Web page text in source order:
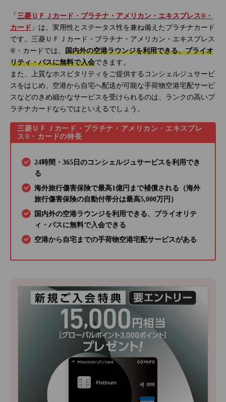
「 三菱ＵＦＪカード・プラチナ・アメリカン・エキスプレス®・
カード 」は、実用性とステータス性を兼ね備えたプラチナカード
です。三菱ＵＦＪカード・プラチナ・アメリカン・エキスプレス
®・カードでは、 国内外の空港ラウンジを利用できる、プライオ
リティ・パスに無料で入会できます。
また、上質なホスピタリティをご提供するコンシェルジュサービ
スをはじめ、空港から自宅へ配送が可能な手荷物空港宅配サービ
スなどのきめ細かなサービスを受けられるのは、ランクの高いプ
ラチナカードならではといえるでしょう。
三菱ＵＦＪカード・プラチナ・アメリカン・エキスプレ
ス®・カードの特長
24時間・365日のコンシェルジュサービスを利用でき
る
海外旅行傷害保険で最高1億円まで補償される（海外
旅行傷害保険の自動付帯分は最高5,000万円）
国内外の空港ラウンジを利用できる、プライオリテ
ィ・パスに無料で入会できる
空港から自宅までの手荷物空港宅配サービスがある